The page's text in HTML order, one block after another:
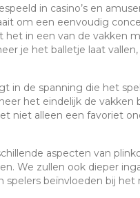
in casino’s en
om een eenvoudig
het in een van de vakken
je het balletje laat
in de spanning die het
het eindelijk de
niet alleen een favoriet
aspecten van
We zullen ook dieper
beïnvloeden bij het